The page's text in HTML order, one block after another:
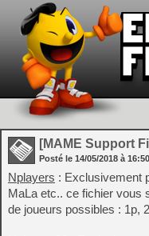
[MAME Support
Posté le 14/05/2018 à 16:50
Nplayers : Exclusivement
MaLa etc.. ce fichier vous
de joueurs possibles : 1p,